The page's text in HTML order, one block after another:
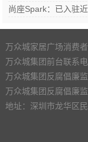
尚座Spark：已入驻近
万众城家居广场消费
万众城集团前台联系
万众城集团反腐倡廉
万众城集团反腐倡廉
地址：深圳市龙华区